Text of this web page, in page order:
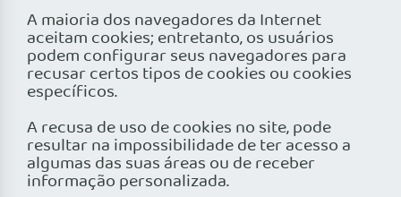
A maioria dos navegadores da Internet
aceitam cookies; entretanto, os usuários
podem configurar seus navegadores para
recusar certos tipos de cookies ou cookies
específicos.
A recusa de uso de cookies no site, pode
resultar na impossibilidade de ter acesso a
algumas das suas áreas ou de receber
informação personalizada.